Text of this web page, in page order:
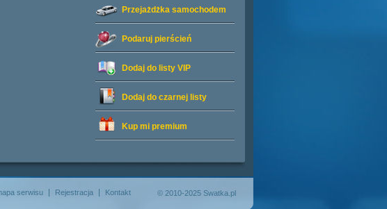
Przejażdżka samochodem
Podaruj pierścień
Dodaj do listy VIP
Dodaj do czarnej listy
Kup mi premium
serwisu Rejestracja Kontakt © 2010-2025 Swatka.pl